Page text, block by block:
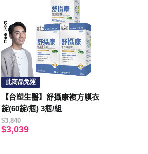
此商品免運
【台塑生醫】舒攝康複方膜衣
錠(60錠/瓶) 3瓶/組
$3,840
$3,039